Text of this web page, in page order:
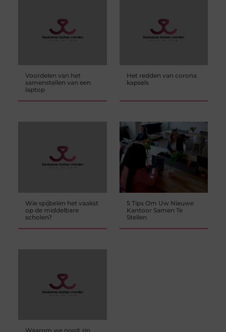
Voordelen van het
samenstellen van een
laptop
Het redden van corona
kapsels
Wie spijbelen het vaakst
op de middelbare
scholen?
5 Tips Om Uw Nieuwe
Kantoor Samen Te
Stellen
Waarom we nooit zin